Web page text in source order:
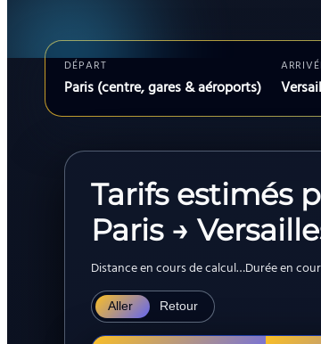
DÉPART
Paris (centre, gares & aéroports)
Tarifs estimés
Paris →
Distance en cours de calcul…Durée en
Aller Retour